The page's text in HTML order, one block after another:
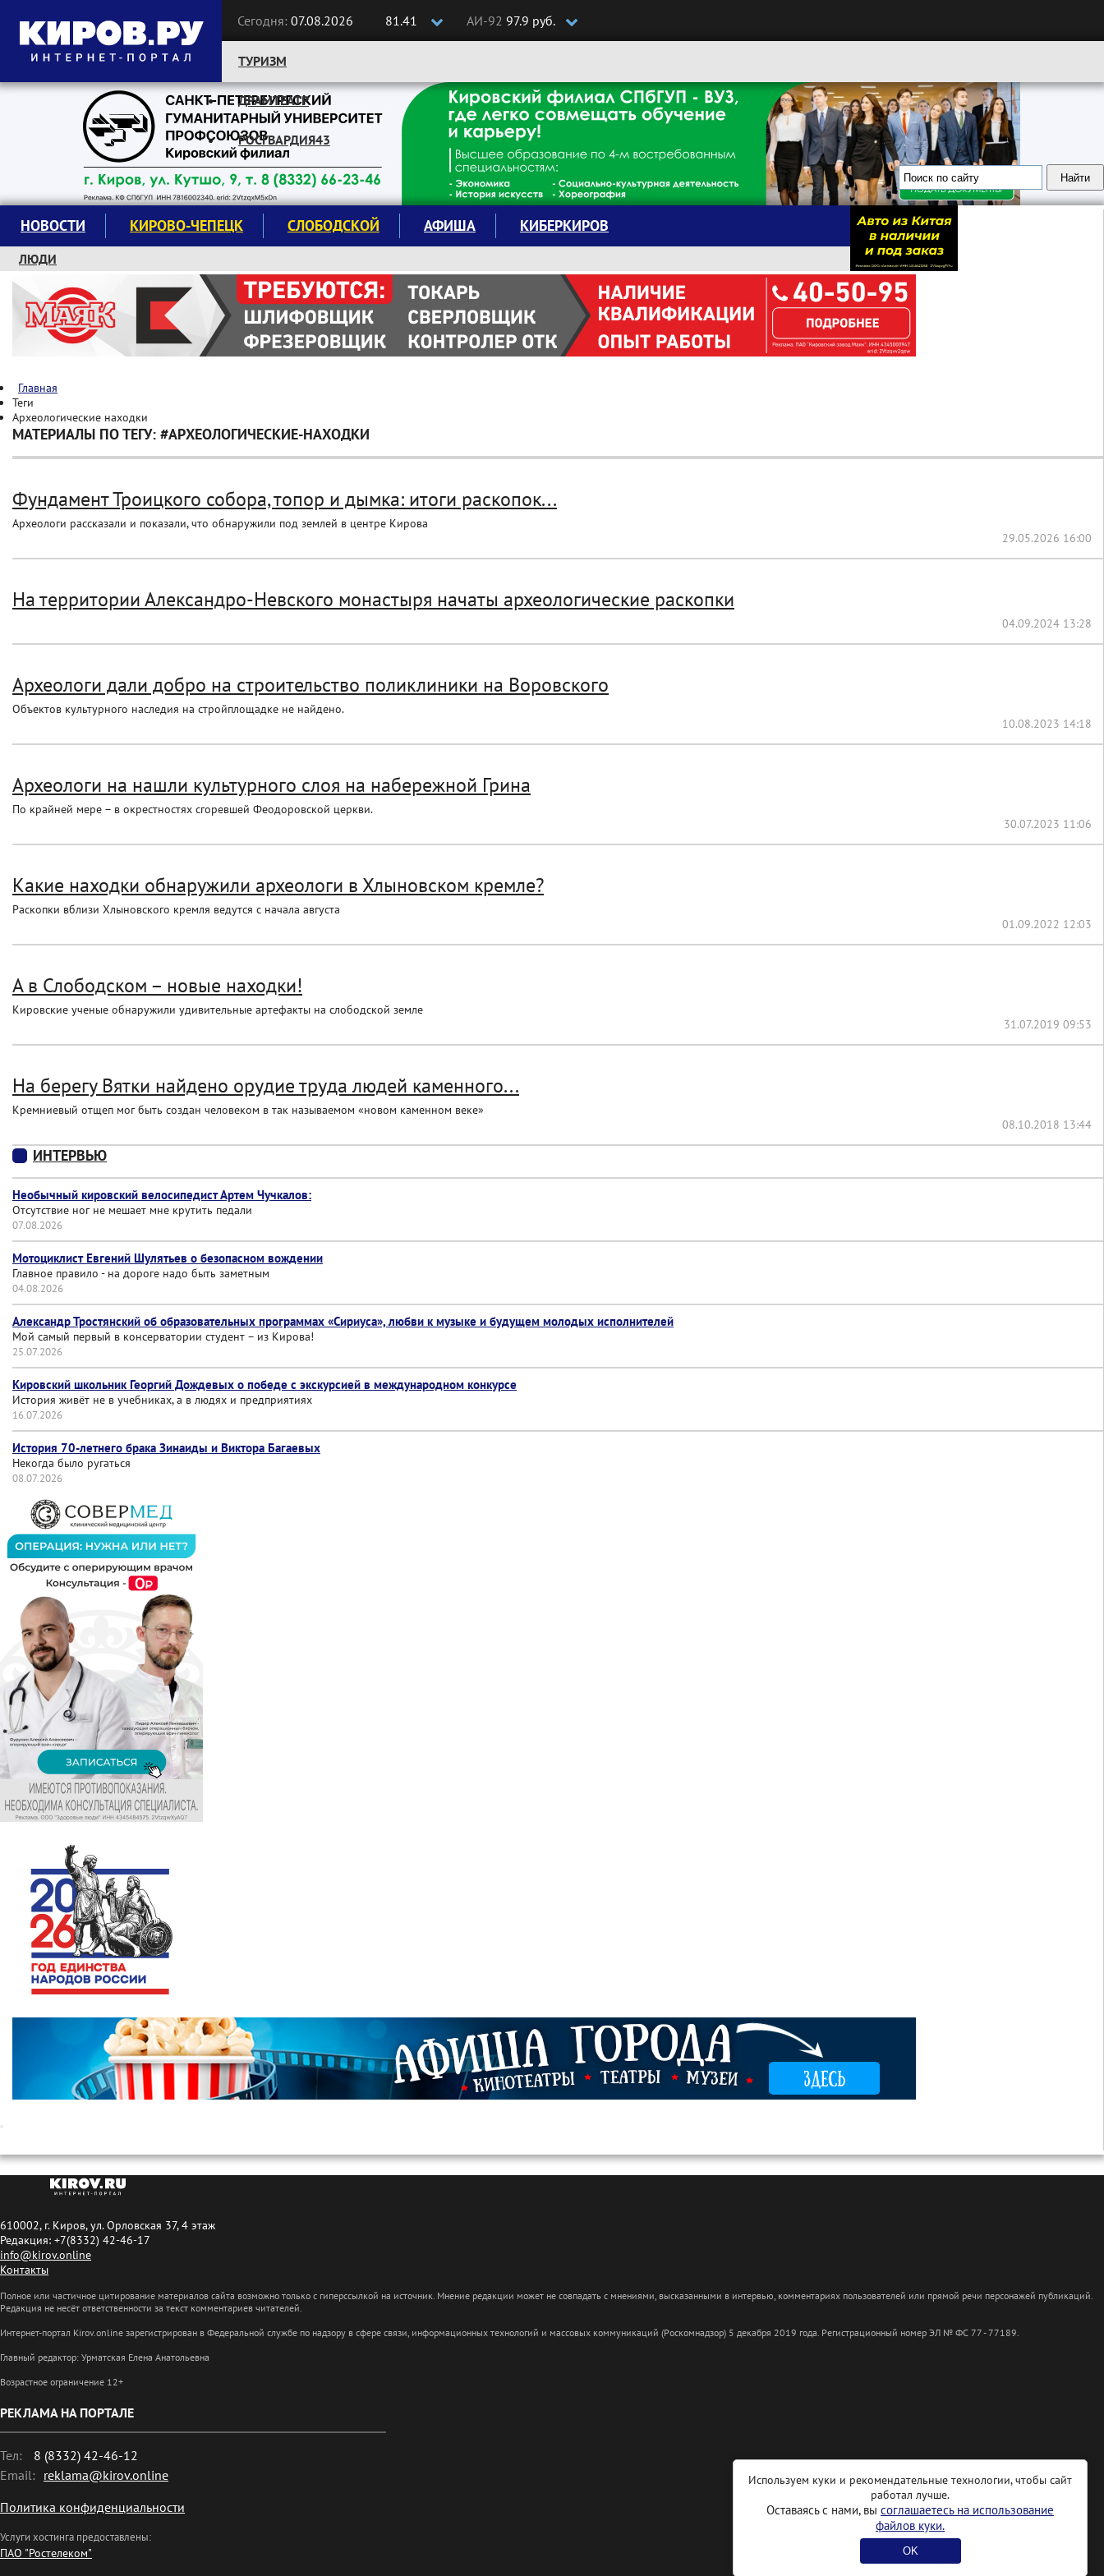
Сегодня: 07.08.2026 81.41 АИ-92 97.9 руб.
Следите за новостями:
ТУРИЗМ
ДРАМТЕАТР
РОСГВАРДИЯ43
НОВОСТИ КИРОВО-ЧЕПЕЦК СЛОБОДСКОЙ АФИША КИБЕРКИРОВ
ЛЮДИ
КРУЖКИ И СЕКЦИИ
ЗАВОДУ "МАЯК" 85 ЛЕТ
ЭКОЛОГИЯ
Главная
Теги
Археологические находки
МАТЕРИАЛЫ ПО ТЕГУ: #АРХЕОЛОГИЧЕСКИЕ-НАХОДКИ
Фундамент Троицкого собора, топор и дымка: итоги раскопок...
Археологи рассказали и показали, что обнаружили под землей в центре Кирова
29.05.2026 16:00
На территории Александро-Невского монастыря начаты археологические раскопки
04.09.2024 13:28
Археологи дали добро на строительство поликлиники на Воровского
Объектов культурного наследия на стройплощадке не найдено.
10.08.2023 14:18
Археологи на нашли культурного слоя на набережной Грина
По крайней мере – в окрестностях сгоревшей Феодоровской церкви.
30.07.2023 11:06
Какие находки обнаружили археологи в Хлыновском кремле?
Раскопки вблизи Хлыновского кремля ведутся с начала августа
01.09.2022 12:03
А в Слободском – новые находки!
Кировские ученые обнаружили удивительные артефакты на слободской земле
31.07.2019 09:53
На берегу Вятки найдено орудие труда людей каменного...
Кремниевый отщеп мог быть создан человеком в так называемом «новом каменном веке»
08.10.2018 13:44
ИНТЕРВЬЮ
Необычный кировский велосипедист Артем Чучкалов:
Отсутствие ног не мешает мне крутить педали
07.08.2026
Мотоциклист Евгений Шулятьев о безопасном вождении
Главное правило - на дороге надо быть заметным
04.08.2026
Александр Тростянский об образовательных программах «Сириуса», любви к музыке и будущем молодых исполнителей
Мой самый первый в консерватории студент – из Кирова!
25.07.2026
Кировский школьник Георгий Дождевых о победе с экскурсией в международном конкурсе
История живёт не в учебниках, а в людях и предприятиях
16.07.2026
История 70-летнего брака Зинаиды и Виктора Багаевых
Некогда было ругаться
08.07.2026
610002, г. Киров, ул. Орловская 37, 4 этаж
Редакция: +7(8332) 42-46-17
info@kirov.online
Контакты
Полное или частичное цитирование материалов сайта возможно только с гиперссылкой на источник. Мнение редакции может не совпадать с мнениями, высказанными в интервью, комментариях пользователей или прямой речи персонажей публикаций.
Редакция не несёт ответственности за текст комментариев читателей.
Интернет-портал Kirov.online зарегистрирован в Федеральной службе по надзору в сфере связи, информационных технологий и массовых коммуникаций (Роскомнадзор) 5 декабря 2019 года. Регистрационный номер ЭЛ № ФС 77 - 77189.
Главный редактор: Урматская Елена Анатольевна
Возрастное ограничение 12+
РЕКЛАМА НА ПОРТАЛЕ
Тел:
8 (8332) 42-46-12
Email: reklama@kirov.online
Политика конфиденциальности
Услуги хостинга предоставлены:
ПАО "Ростелеком"
Используем куки и рекомендательные технологии, чтобы сайт
работал лучше.
Оставаясь с нами, вы соглашаетесь на использование
файлов куки.
OK